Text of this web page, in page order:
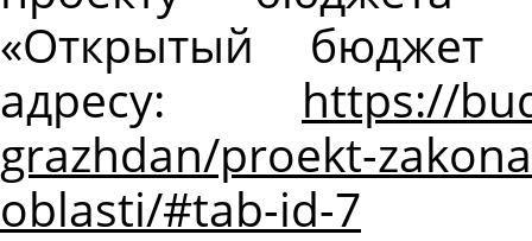
«Открытый бюджет
адресу: https://
grazhdan/proekt-
oblasti/#tab-id-7